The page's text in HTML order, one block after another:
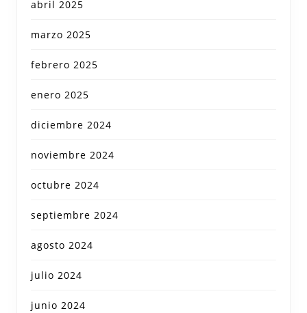
abril 2025
marzo 2025
febrero 2025
enero 2025
diciembre 2024
noviembre 2024
octubre 2024
septiembre 2024
agosto 2024
julio 2024
junio 2024